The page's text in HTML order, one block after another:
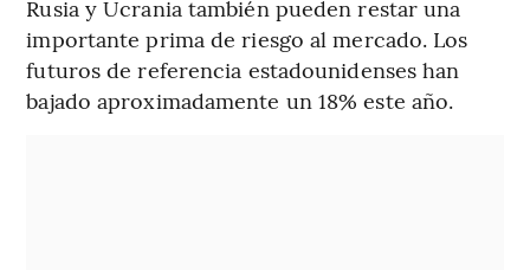
Rusia y Ucrania también pueden restar una
importante prima de riesgo al mercado. Los
futuros de referencia estadounidenses han
bajado aproximadamente un 18% este año.